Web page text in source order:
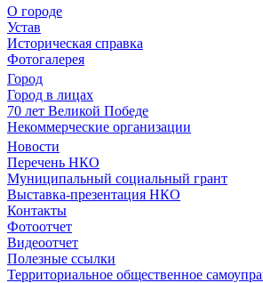
О городе
Устав
Историческая справка
Фотогалерея
Город
Город в лицах
70 лет Великой Победе
Некоммерческие организации
Новости
Перечень НКО
Муниципальный социальный грант
Выставка-презентация НКО
Контакты
Фотоотчет
Видеоотчет
Полезные ссылки
Территориальное общественное